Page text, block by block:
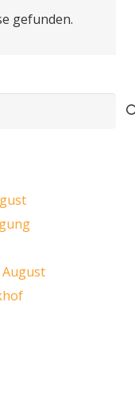
gefunden.
August